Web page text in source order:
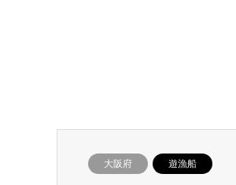
大阪府 遊漁船